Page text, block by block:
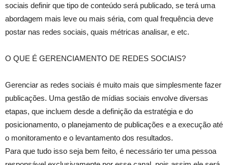
sociais definir que tipo de conteúdo será publicado, se terá uma
abordagem mais leve ou mais séria, com qual frequência deve
postar nas redes sociais, quais métricas analisar, e etc.
O QUE É GERENCIAMENTO DE REDES SOCIAIS?
Gerenciar as redes sociais é muito mais que simplesmente fazer
publicações. Uma gestão de mídias sociais envolve diversas
etapas, que incluem desde a definição da estratégia e do
posicionamento, o planejamento de publicações e a execução até
o monitoramento e o levantamento dos resultados.
Para que tudo isso seja bem feito, é necessário ter uma pessoa